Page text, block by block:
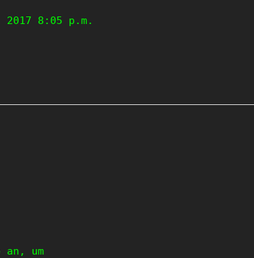
2017 8:05 p.m.
an, um